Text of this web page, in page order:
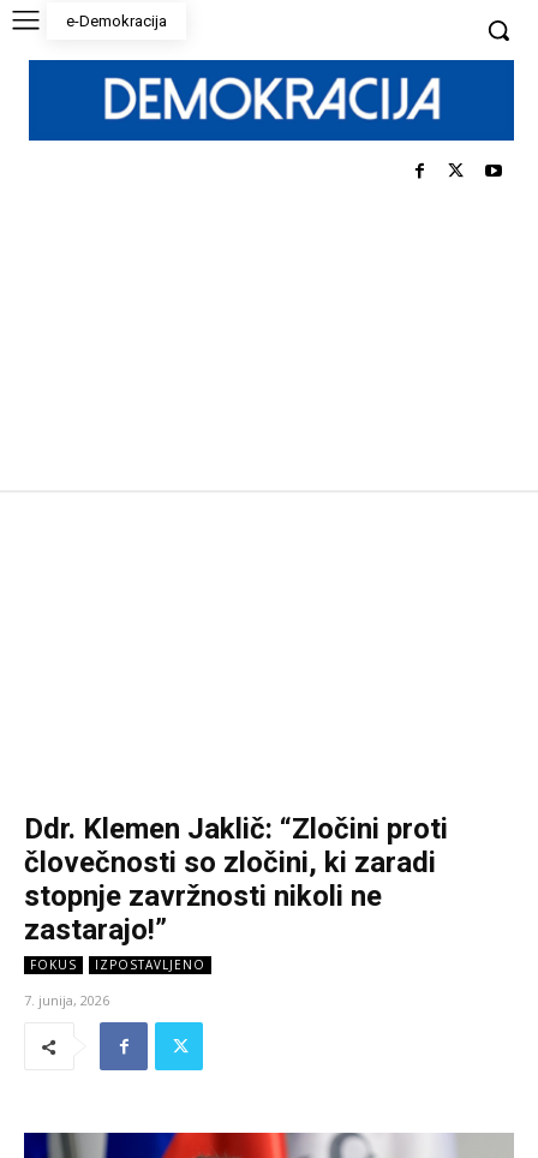
e-Demokracija
Ddr. Klemen Jaklič: “Zločini proti
človečnosti so zločini, ki zaradi
stopnje zavržnosti nikoli ne
zastarajo!”
FOKUS IZPOSTAVLJENO
7. junija, 2026